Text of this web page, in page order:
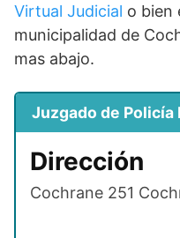
Virtual Judicial o bien
municipalidad de
mas abajo.
Juzgado de Policía
Dirección
Cochrane 251